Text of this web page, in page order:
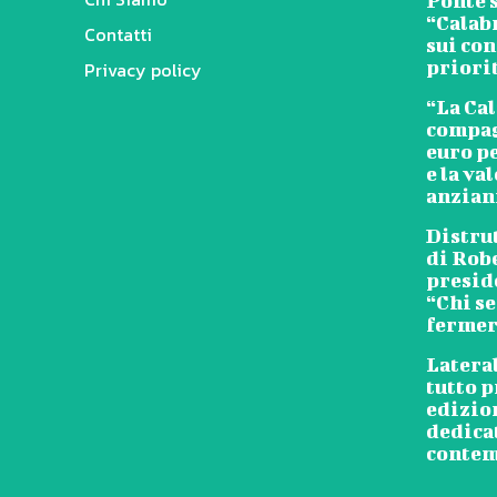
Contatti
Privacy policy
sui
“La
euro
e la
di
“Chi
tutto